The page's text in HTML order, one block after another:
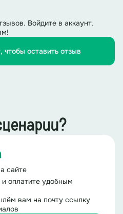
Войдите в аккаунт,
чтобы оставить отзыв
сайте
оплатите удобным
вам на почту ссылку